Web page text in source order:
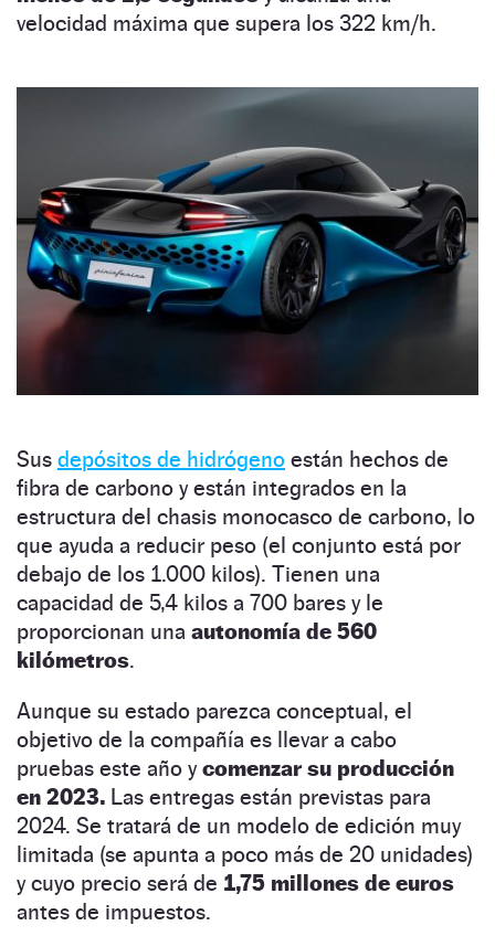
velocidad máxima que supera los 322 km/h.
Sus depósitos de hidrógeno están hechos de
fibra de carbono y están integrados en la
estructura del chasis monocasco de carbono, lo
que ayuda a reducir peso (el conjunto está por
debajo de los 1.000 kilos). Tienen una
capacidad de 5,4 kilos a 700 bares y le
proporcionan una autonomía de 560
kilómetros.
Aunque su estado parezca conceptual, el
objetivo de la compañía es llevar a cabo
pruebas este año ycomenzar su producción
en 2023. Las entregas están previstas para
2024. Se tratará de un modelo de edición muy
limitada (se apunta a poco más de 20 unidades)
y cuyo precio será de 1,75 millones de euros
antes de impuestos.